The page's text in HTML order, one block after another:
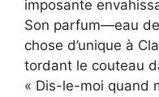
imposante
Son parfum—eau
chose d’unique à
tordant le couteau
« Dis-le-moi quand